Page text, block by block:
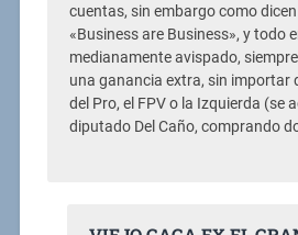
cuentas, sin embargo como
«Business are Business», y todo
medianamente avispado,
una ganancia extra, sin importar
del Pro, el FPV o la Izquierda (se
diputado Del Caño, comprando